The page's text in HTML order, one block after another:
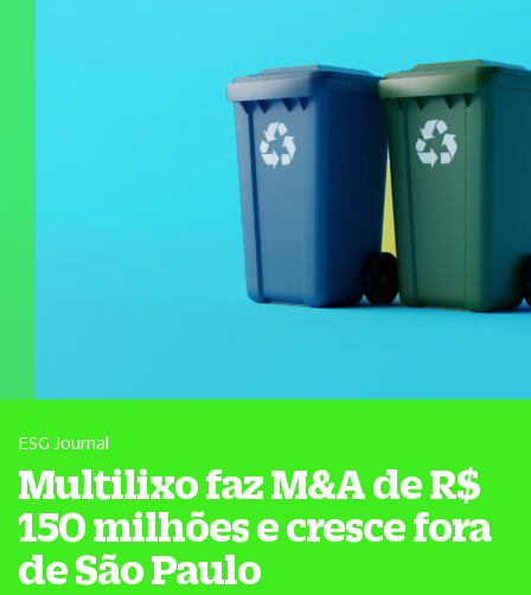
ESG Journal
Multilixo faz M&A de R$
150 milhões e cresce fora
de São Paulo